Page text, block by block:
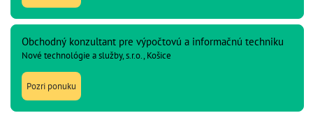
Obchodný konzultant pre výpočtovú a informačnú techniku
Nové technológie a služby, s.r.o., Košice
Pozri ponuku